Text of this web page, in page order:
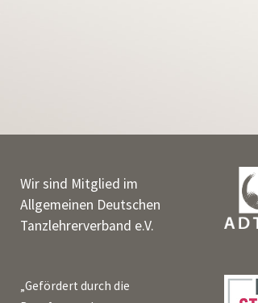
Wir sind Mitglied im
Allgemeinen Deutschen
Tanzlehrerverband e.V.
„Gefördert durch die